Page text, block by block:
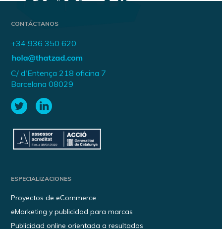
CONTÁCTANOS
+34 936 350 620
C/ d'Entença 218 oficina 7
Barcelona 08029
ESPECIALIZACIONES
Proyectos de eCommerce
eMarketing y publicidad para marcas
Publicidad online orientada a resultados